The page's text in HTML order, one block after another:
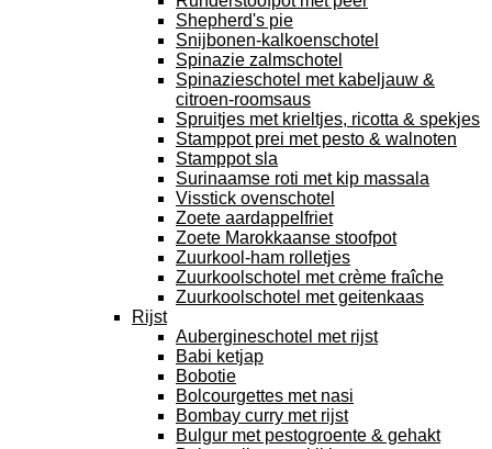
Shepherd's pie
Snijbonen-kalkoenschotel
Spinazie zalmschotel
Spinazieschotel met kabeljauw &
citroen-roomsaus
Spruitjes met krieltjes, ricotta & spekjes
Stamppot prei met pesto & walnoten
Stamppot sla
Surinaamse roti met kip massala
Visstick ovenschotel
Zoete aardappelfriet
Zoete Marokkaanse stoofpot
Zuurkool-ham rolletjes
Zuurkoolschotel met crème fraîche
Zuurkoolschotel met geitenkaas
Rijst
Aubergineschotel met rijst
Babi ketjap
Bobotie
Bolcourgettes met nasi
Bombay curry met rijst
Bulgur met pestogroente & gehakt